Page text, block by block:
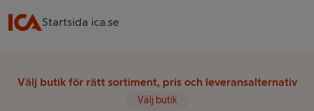
Startsida ica.se
Välj butik för rätt sortiment, pris och leveransalternativ
Välj butik